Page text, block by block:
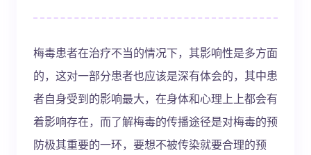
梅毒患者在治疗不当的情况下，其影响性是多方面
的，这对一部分患者也应该是深有体会的，其中患
者自身受到的影响最大，在身体和心理上上都会有
着影响存在，而了解梅毒的传播途径是对梅毒的预
防极其重要的一环，要想不被传染就要合理的预